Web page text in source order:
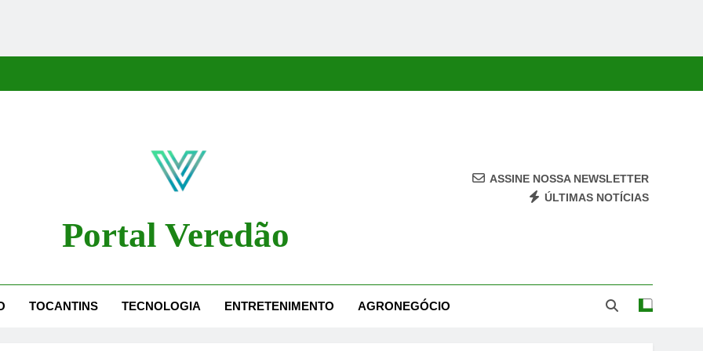
Portal Veredão
ASSINE NOSSA NEWSLETTER
ÚLTIMAS NOTÍCIAS
TOCANTINS TECNOLOGIA ENTRETENIMENTO AGRONEGÓCIO